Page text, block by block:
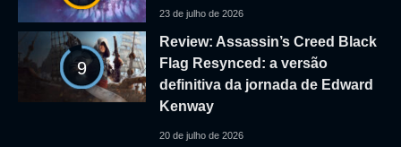
23 de julho de 2026
9
Review: Assassin’s Creed Black
Flag Resynced: a versão
definitiva da jornada de Edward
Kenway
20 de julho de 2026